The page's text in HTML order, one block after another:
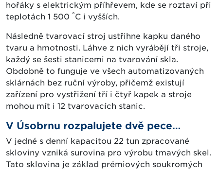
hořáky s elektrickým příhřevem, kde se roztaví při
teplotách 1 500 °C i vyšších.
Následně tvarovací stroj ustřihne kapku daného
tvaru a hmotnosti. Láhve z nich vyrábějí tři stroje,
každý se šesti stanicemi na tvarování skla.
Obdobně to funguje ve všech automatizovaných
sklárnách bez ruční výroby, přičemž existují
zařízení pro vystřižení tří i čtyř kapek a stroje
mohou mít i 12 tvarovacích stanic.
V Úsobrnu rozpalujete dvě pece…
V jedné s denní kapacitou 22 tun zpracované
skloviny vzniká surovina pro výrobu tmavých skel.
Tato sklovina je základ prémiových soukromých